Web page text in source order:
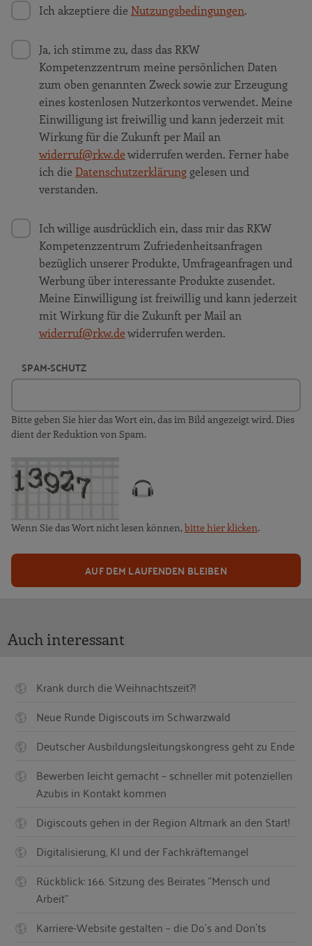
Ich akzeptiere die Nutzungsbedingungen.
Ja, ich stimme zu, dass das RKW
Kompetenzzentrum meine persönlichen Daten
zum oben genannten Zweck sowie zur Erzeugung
eines kostenlosen Nutzerkontos verwendet. Meine
Einwilligung ist freiwillig und kann jederzeit mit
Wirkung für die Zukunft per Mail an
widerruf@rkw.dewiderrufen werden. Ferner habe
ich die Datenschutzerklärunggelesen und
verstanden.
Ich willige ausdrücklich ein, dass mir das RKW
Kompetenzzentrum Zufriedenheitsanfragen
bezüglich unserer Produkte, Umfrageanfragen und
Werbung über interessante Produkte zusendet.
Meine Einwilligung ist freiwillig und kann jederzeit
mit Wirkung für die Zukunft per Mail an
widerruf@rkw.dewiderrufen werden.
SPAM-SCHUTZ
Bitte geben Sie hier das Wort ein, das im Bild angezeigt wird. Dies
dient der Reduktion von Spam.
Wenn Sie das Wort nicht lesen können,bitte hier klicken.
AUF DEM LAUFENDEN BLEIBEN
Auch interessant
Krank durch die Weihnachtszeit?!
Neue Runde Digiscouts im Schwarzwald
Deutscher Ausbildungsleitungskongress geht zu Ende
Bewerben leicht gemacht – schneller mit potenziellen
Azubis in Kontakt kommen
Digiscouts gehen in der Region Altmark an den Start!
Digitalisierung, KI und der Fachkräftemangel
Rückblick: 166. Sitzung des Beirates "Mensch und
Arbeit"
Karriere-Website gestalten – die Do´s and Don´ts